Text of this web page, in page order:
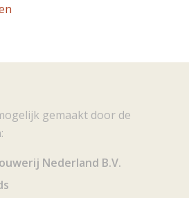
gemaakt door de
Nederland B.V.